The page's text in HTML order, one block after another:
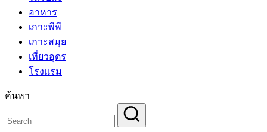
อาหาร
เกาะพีพี
เกาะสมุย
เที่ยวอุดร
โรงแรม
ค้นหา